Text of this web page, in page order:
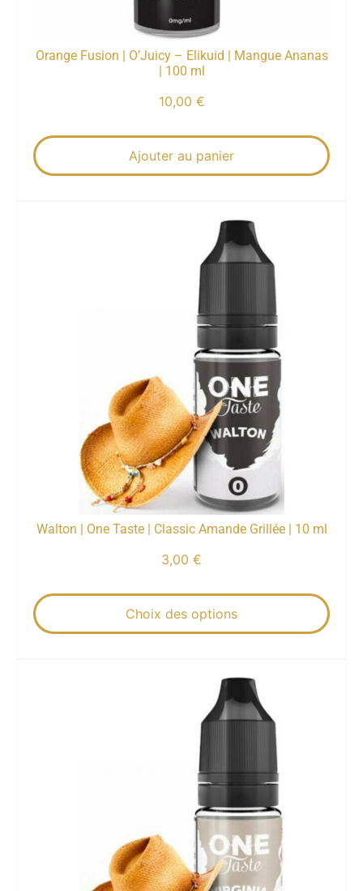
Orange Fusion | O’Juicy – Elikuid | Mangue Ananas
| 100 ml
10,00 €
Ajouter au panier
Walton | One Taste | Classic Amande Grillée | 10 ml
3,00 €
Choix des options